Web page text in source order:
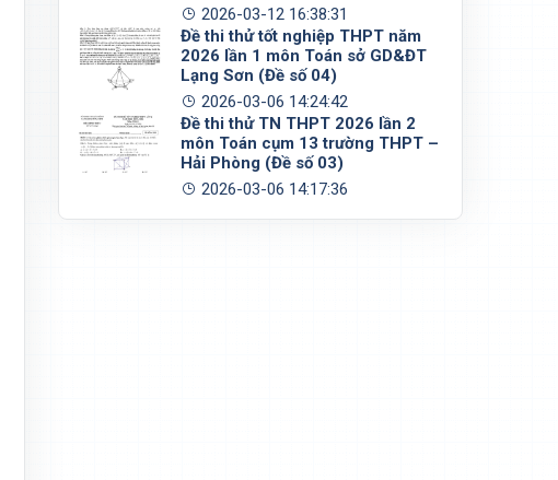
2026-03-12 16:38:31
Đề thi thử tốt nghiệp THPT năm
2026 lần 1 môn Toán sở GD&ĐT
Lạng Sơn (Đề số 04)
2026-03-06 14:24:42
Đề thi thử TN THPT 2026 lần 2
môn Toán cụm 13 trường THPT –
Hải Phòng (Đề số 03)
2026-03-06 14:17:36